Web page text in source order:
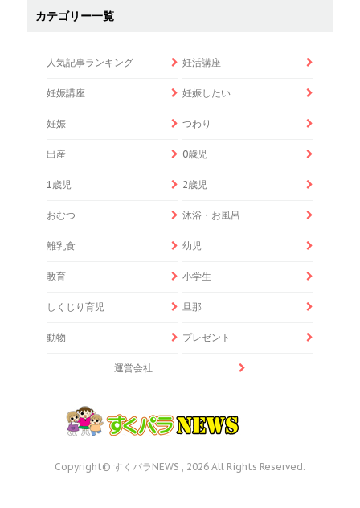
カテゴリー一覧
人気記事ランキング 妊活講座
妊娠講座 妊娠したい
妊娠 つわり
出産 0歳児
1歳児 2歳児
おむつ 沐浴・お風呂
離乳食 幼児
教育 小学生
しくじり育児 旦那
動物 プレゼント
運営会社
Copyright© すくパラNEWS , 2026 All Rights Reserved.